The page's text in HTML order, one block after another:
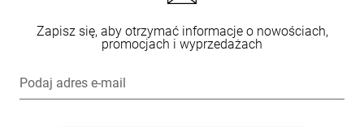
Zapisz się, aby otrzymać informacje o nowościach,
promocjach i wyprzedażach
Podaj adres e-mail